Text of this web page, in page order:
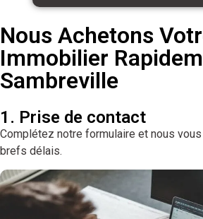
Nous Achetons
Immobilier
Sambreville
1. Prise de contact
Complétez notre formulaire et nous
brefs délais.